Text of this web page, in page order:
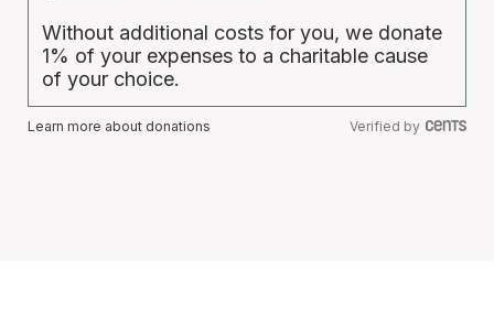
Without additional costs for you, we donate
1% of your expenses to a charitable cause
of your choice.
Learn more about donations Verified by